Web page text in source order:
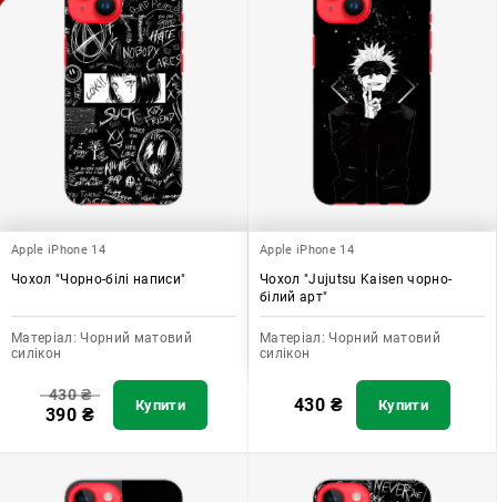
Apple iPhone 14
Чохол "Чорно-білі написи"
Матеріал: Чорний матовий
силікон
430₴
390 ₴ Купити
Apple iPhone 14
Чохол "Jujutsu Kaisen чорно-
білий арт"
Матеріал: Чорний матовий
силікон
430 ₴ Купити